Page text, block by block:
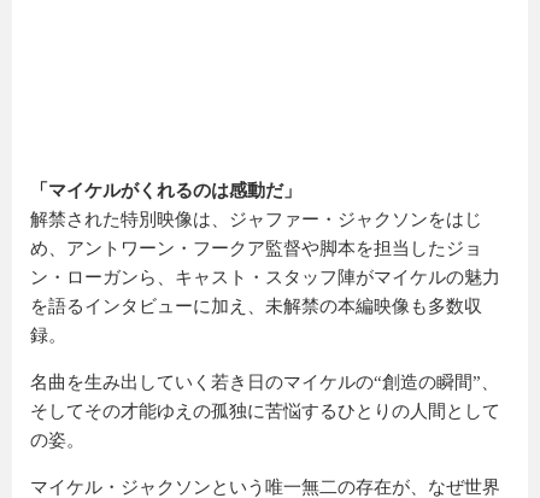
「マイケルがくれるのは感動だ」
解禁された特別映像は、ジャファー・ジャクソンをはじ
め、アントワーン・フークア監督や脚本を担当したジョ
ン・ローガンら、キャスト・スタッフ陣がマイケルの魅力
を語るインタビューに加え、未解禁の本編映像も多数収
録。
名曲を生み出していく若き日のマイケルの“創造の瞬間”、
そしてその才能ゆえの孤独に苦悩するひとりの人間として
の姿。
マイケル・ジャクソンという唯一無二の存在が、なぜ世界